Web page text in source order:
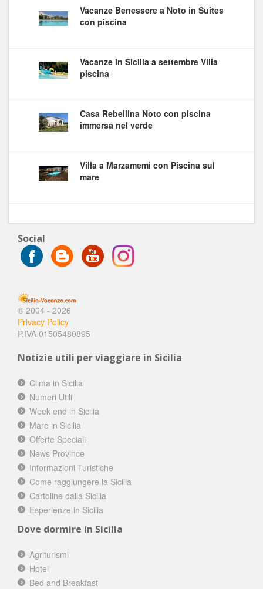
Vacanze Benessere a Noto in Suites
con piscina
Vacanze in Sicilia a settembre Villa
piscina
Casa Rebellina Noto con piscina
immersa nel verde
Villa a Marzamemi con Piscina sul
mare
Social
© 2004 - 2026
Privacy Policy
P.IVA 01505480895
Notizie utili per viaggiare in Sicilia
Clima in Sicilia
Numeri Utili
Week end in Sicilia
Mare in Sicilia
Offerte Speciali
News Province
Informazioni Turistiche
Come raggiungere la Sicilia
Cartoline dalla Sicilia
Esperienze in Sicilia
Dove dormire in Sicilia
Agriturismi
Hotel
Bed and Breakfast